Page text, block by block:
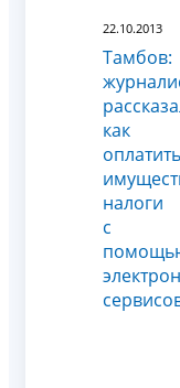
22.10.2013
Тамбов:
как
оплатить
налоги
с